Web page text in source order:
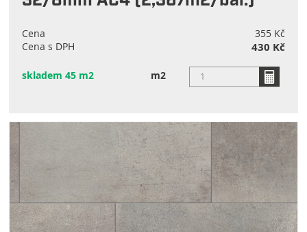
Cena
355 Kč
Cena s DPH
430 Kč
skladem 45 m2 m2